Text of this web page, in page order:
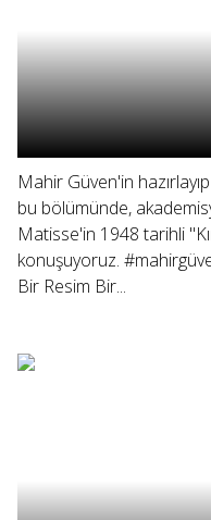
Mahir Güven'in
bu bölümünde,
Matisse'in 1948 tarihli
konuşuyoruz.
Bir Resim Bir...